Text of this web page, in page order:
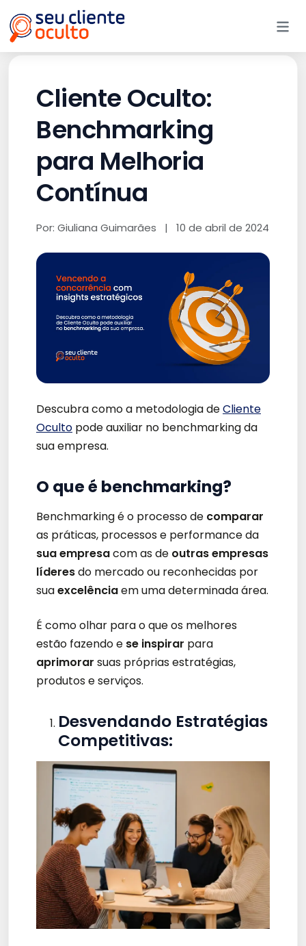
Cliente Oculto:
Benchmarking
para Melhoria
Contínua
Por: Giuliana Guimarães | 10 de abril de 2024
Descubra como a metodologia deCliente
Oculto pode auxiliar no benchmarking da
sua empresa.
O que é benchmarking?
Benchmarking é o processo de comparar
as práticas, processos e performance da
sua empresacom as de outras empresas
líderesdo mercado ou reconhecidas por
suaexcelênciaem uma determinada área.
É como olhar para o que os melhores
estão fazendo e se inspirar para
aprimorar suas próprias estratégias,
produtos e serviços.
Desvendando Estratégias
Competitivas: